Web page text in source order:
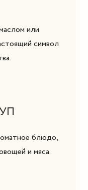
или
символ
блюдо,
и мяса.